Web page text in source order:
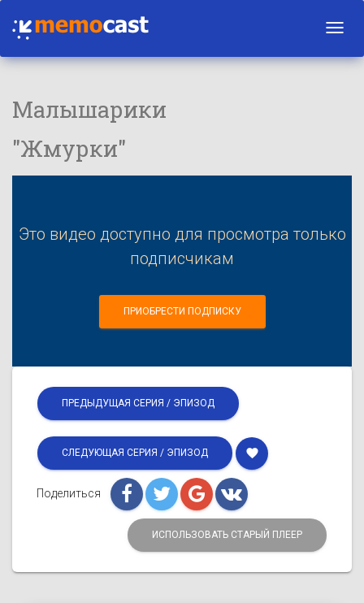
Малышарики
"Жмурки"
Это видео доступно для просмотра только
подписчикам
ПРИОБРЕСТИ ПОДПИСКУ
ПРЕДЫДУЩАЯ СЕРИЯ / ЭПИЗОД
СЛЕДУЮЩАЯ СЕРИЯ / ЭПИЗОД favorite
Поделиться
ИСПОЛЬЗОВАТЬ СТАРЫЙ ПЛЕЕР